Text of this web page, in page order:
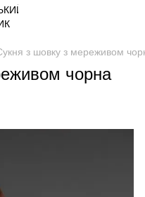
з шовку з мереживом
чорна